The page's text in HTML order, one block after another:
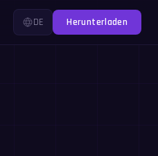
DE Herunterladen